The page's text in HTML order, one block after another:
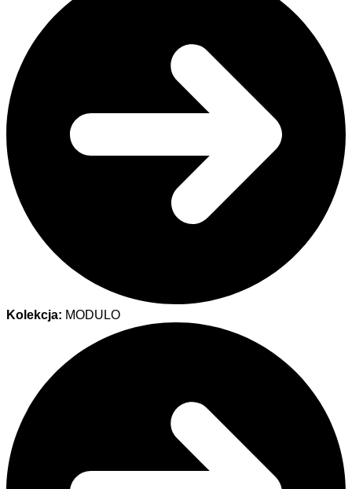
Kolekcja: MODULO